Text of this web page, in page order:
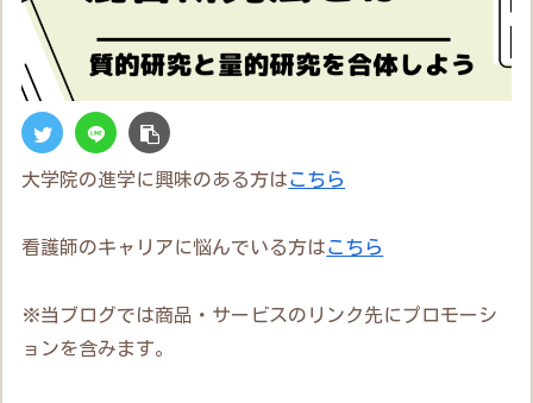
大学院の進学に興味のある方はこちら
看護師のキャリアに悩んでいる方はこちら
※当ブログでは商品・サービスのリンク先にプロモーシ
ョンを含みます。